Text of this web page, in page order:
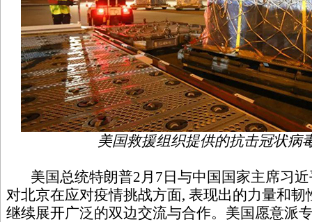
美国救援组织提供的抗击冠状病
美国总统特朗普2月 7 日与中国国家主席习
对北京在应对疫情挑战方面, 表现出的力量和韧
继续展开广泛的双边交流与合作。美国愿意派